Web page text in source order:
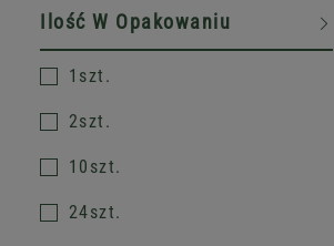
Ilość W Opakowaniu
1szt.
2szt.
10szt.
24szt.